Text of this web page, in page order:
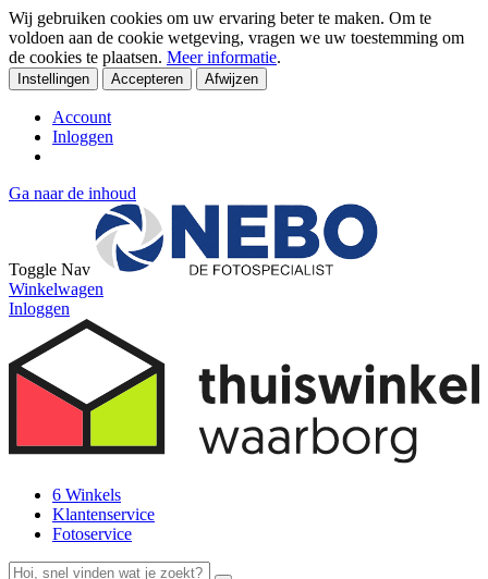
Wij gebruiken cookies om uw ervaring beter te maken. Om te
voldoen aan de cookie wetgeving, vragen we uw toestemming om
de cookies te plaatsen. Meer informatie.
Instellingen Accepteren Afwijzen
Account
Inloggen
Ga naar de inhoud
Toggle Nav
Winkelwagen
Inloggen
6 Winkels
Klantenservice
Fotoservice